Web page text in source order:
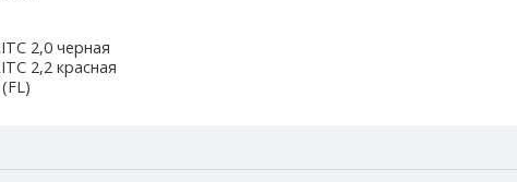
2,0 черная
2,2 красная